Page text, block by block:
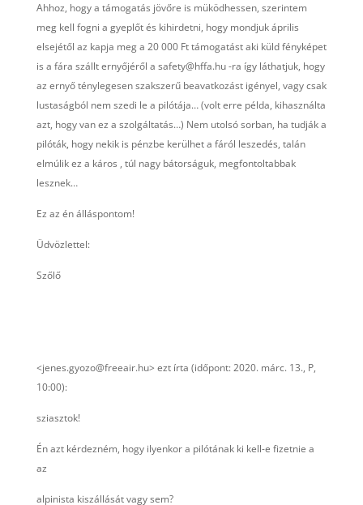
Ahhoz, hogy a támogatás jövőre is müködhessen, szerintem
meg kell fogni a gyeplőt és kihirdetni, hogy mondjuk április
elsejétől az kapja meg a 20 000 Ft támogatást aki küld fényképet
is a fára szállt ernyőjéről a safety@hffa.hu -ra így láthatjuk, hogy
az ernyő ténylegesen szakszerű beavatkozást igényel, vagy csak
lustaságból nem szedi le a pilótája… (volt erre példa, kihasználta
azt, hogy van ez a szolgáltatás…) Nem utolsó sorban, ha tudják a
pilóták, hogy nekik is pénzbe kerülhet a fáról leszedés, talán
elmúlik ez a káros , túl nagy bátorságuk, megfontoltabbak
lesznek…
Ez az én álláspontom!
Üdvözlettel:
Szőlő
<jenes.gyozo@freeair.hu> ezt írta (időpont: 2020. márc. 13., P,
10:00):
sziasztok!
Én azt kérdezném, hogy ilyenkor a pilótának ki kell-e fizetnie a
az
alpinista kiszállását vagy sem?